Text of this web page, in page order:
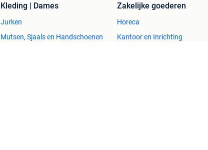
Kleding | Dames
Jurken
Mutsen, Sjaals en Handschoenen
Zakelijke goederen
Horeca
Kantoor en Inrichting